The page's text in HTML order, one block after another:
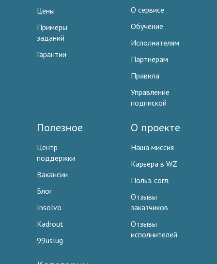
Цены
Примеры
заданий
Гарантии
О сервисе
Обучение
Исполнителям
Партнерам
Правила
Управление
подпиской
Полезное
Центр
поддержки
Вакансии
Блог
Insolvo
Kadrout
99uslug
О проекте
Наша миссия
Карьера в WZ
Польз. согл.
Отзывы
заказчиков
Отзывы
исполнителей